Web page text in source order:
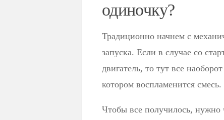
одиночку?
Традиционно начнем с
запуска. Если в случае со
двигатель, то тут все
котором воспламенится смесь.
Чтобы все получилось, нужно